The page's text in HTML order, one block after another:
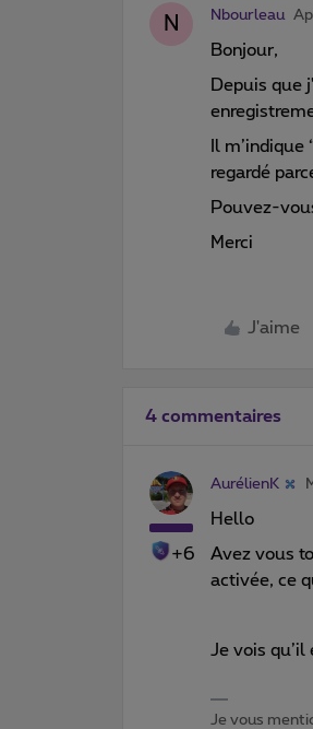
N Nbourleau
Bonjour,
Depuis que
Il
regardé
Pouvez-
Merci
J'aime
4 commentaires
+6
AurélienK
Hello
Avez vous
activée, ce
Je vois
Je vous